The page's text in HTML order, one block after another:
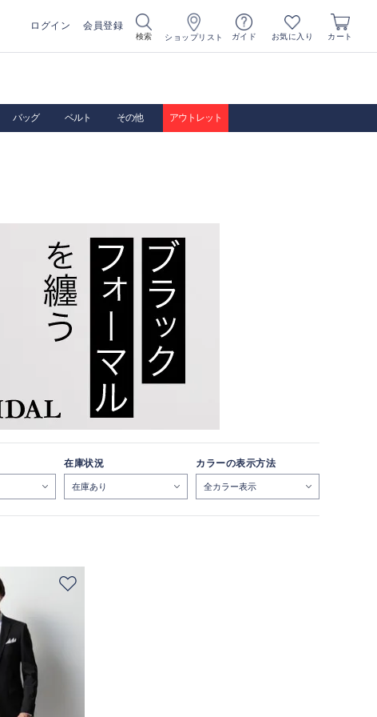
ログイン 会員登録
検索 ショップリスト ガイド お気に入り カート
バッグ ベルト その他 アウトレット
在庫状況 カラーの表示方法